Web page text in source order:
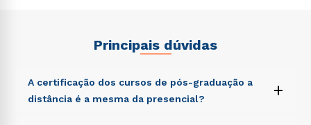
Principais dúvidas
A certificação dos cursos de pós-graduação a
distância é a mesma da presencial?
+